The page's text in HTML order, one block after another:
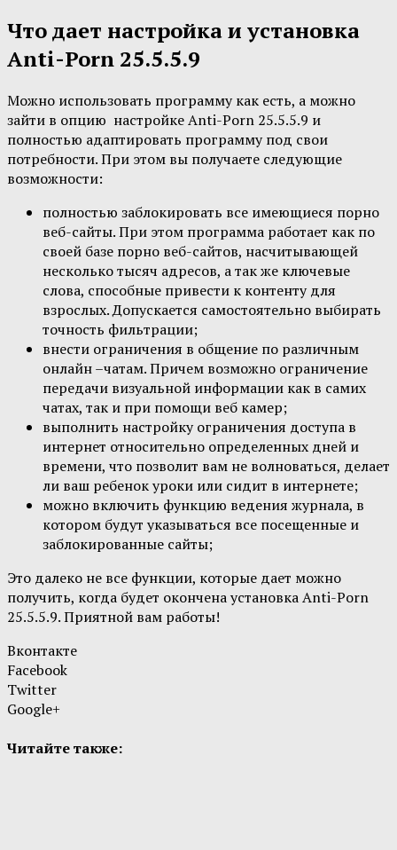
Что дает настройка и установка
Anti-Porn 25.5.5.9
Можно использовать программу как есть, а можно
зайти в опцию настройке Anti-Porn 25.5.5.9 и
полностью адаптировать программу под свои
потребности. При этом вы получаете следующие
возможности:
полностью заблокировать все имеющиеся порно
веб-сайты. При этом программа работает как по
своей базе порно веб-сайтов, насчитывающей
несколько тысяч адресов, а так же ключевые
слова, способные привести к контенту для
взрослых. Допускается самостоятельно выбирать
точность фильтрации;
внести ограничения в общение по различным
онлайн –чатам. Причем возможно ограничение
передачи визуальной информации как в самих
чатах, так и при помощи веб камер;
выполнить настройку ограничения доступа в
интернет относительно определенных дней и
времени, что позволит вам не волноваться, делает
ли ваш ребенок уроки или сидит в интернете;
можно включить функцию ведения журнала, в
котором будут указываться все посещенные и
заблокированные сайты;
Это далеко не все функции, которые дает можно
получить, когда будет окончена установка Anti-Porn
25.5.5.9. Приятной вам работы!
Вконтакте
Facebook
Twitter
Google+
Читайте также: